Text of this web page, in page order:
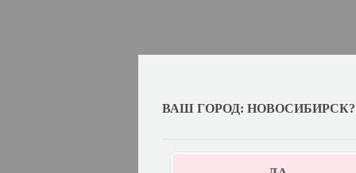
ВАШ ГОРОД: НОВОСИБИРСК?